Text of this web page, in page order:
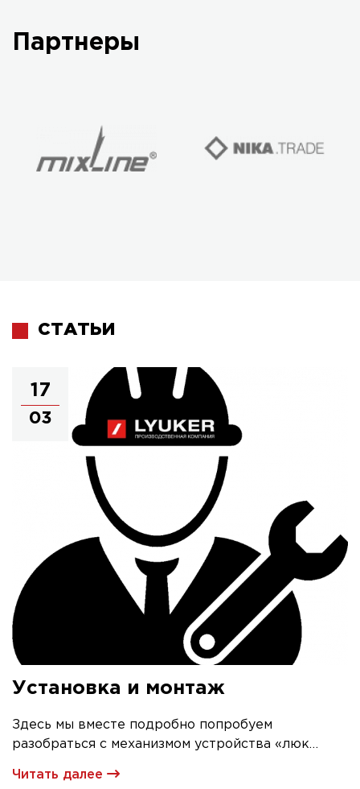
Партнеры
СТАТЬИ
17
03
Установка и монтаж
Здесь мы вместе подробно попробуем
разобраться с механизмом устройства «люк
Читать далее